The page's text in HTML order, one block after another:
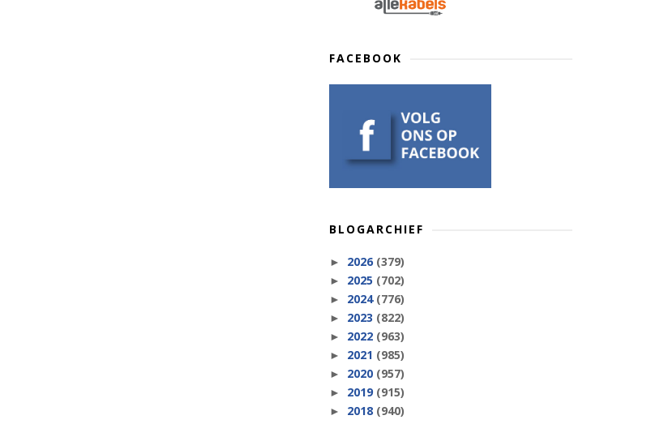
FACEBOOK
BLOGARCHIEF
► 2026 (379)
► 2025 (702)
► 2024 (776)
► 2023 (822)
► 2022 (963)
► 2021 (985)
► 2020 (957)
► 2019 (915)
► 2018 (940)